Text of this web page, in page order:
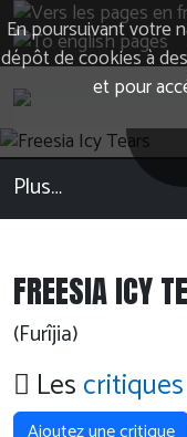
En poursuivant votre
dépôt de cookies à
et pour
Plus…
FREESIA ICY
(Furîjia)
Lescritiques